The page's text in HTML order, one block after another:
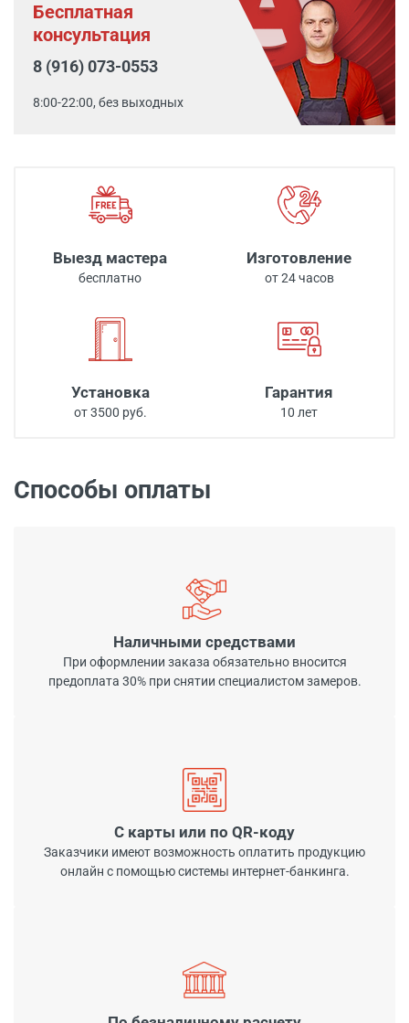
Бесплатная
консультация
8 (916) 073-0553
8:00-22:00, без выходных
Выезд мастера
бесплатно
Изготовление
от 24 часов
Установка
от 3500 руб.
Гарантия
10 лет
Способы оплаты
Наличными средствами
При оформлении заказа обязательно вносится
предоплата 30% при снятии специалистом замеров.
С карты или по QR-коду
Заказчики имеют возможность оплатить продукцию
онлайн с помощью системы интернет-банкинга.